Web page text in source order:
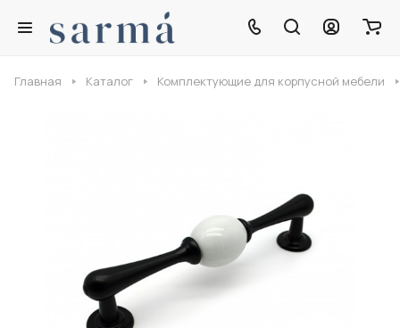
Главная Каталог Комплектующие для корпусной мебели